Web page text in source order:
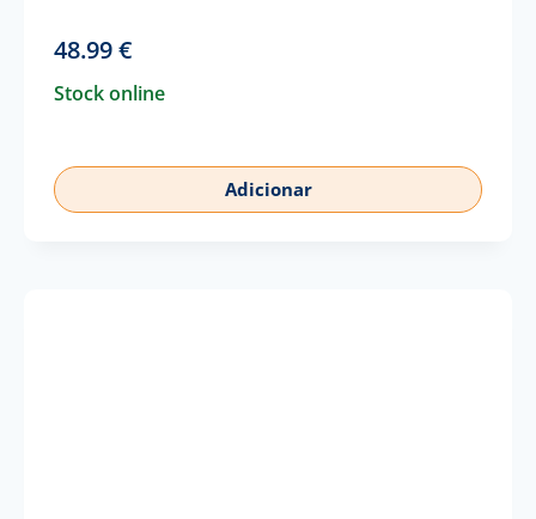
48.99€
Stock online
Adicionar